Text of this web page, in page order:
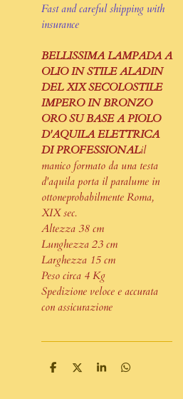
Fast and careful shipping with
insurance
BELLISSIMA LAMPADA A
OLIO IN STILE ALADIN
DEL XIX SECOLOSTILE
IMPERO IN BRONZO
ORO SU BASE A PIOLO
D'AQUILA ELETTRICA
DI PROFESSIONALil
manico formato da una testa
d'aquila porta il paralume in
ottoneprobabilmente Roma,
XIX sec.
Altezza 38 cm
Lunghezza 23 cm
Larghezza 15 cm
Peso circa 4 Kg
Spedizione veloce e accurata
con assicurazione
P
P
P
P